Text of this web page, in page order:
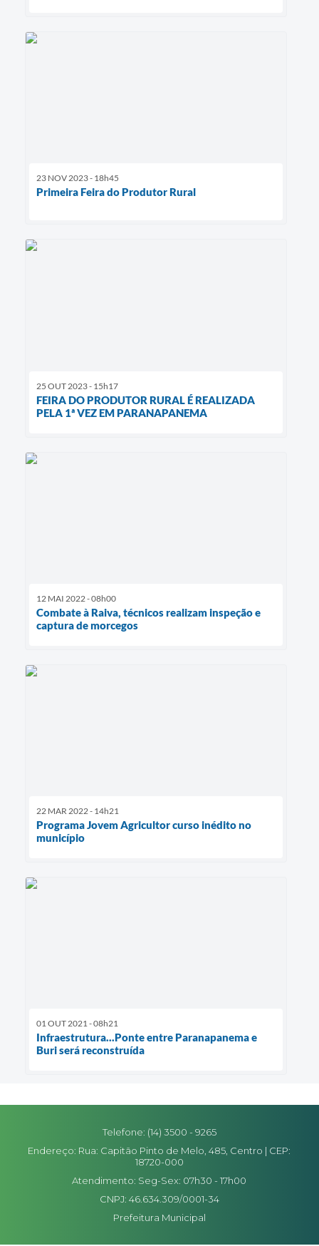
23 NOV 2023 - 18h45
Primeira Feira do Produtor Rural
25 OUT 2023 - 15h17
FEIRA DO PRODUTOR RURAL É REALIZADA
PELA 1ª VEZ EM PARANAPANEMA
12 MAI 2022 - 08h00
Combate à Raiva, técnicos realizam inspeção e
captura de morcegos
22 MAR 2022 - 14h21
Programa Jovem Agricultor curso inédito no
município
01 OUT 2021 - 08h21
Infraestrutura...Ponte entre Paranapanema e
Buri será reconstruída
Telefone: (14) 3500 - 9265
Endereço: Rua: Capitão Pinto de Melo, 485, Centro | CEP:
18720-000
Atendimento: Seg-Sex: 07h30 - 17h00
CNPJ: 46.634.309/0001-34
Prefeitura Municipal